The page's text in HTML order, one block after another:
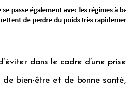
dans le cadre d’une
bien-être et de bonne santé,